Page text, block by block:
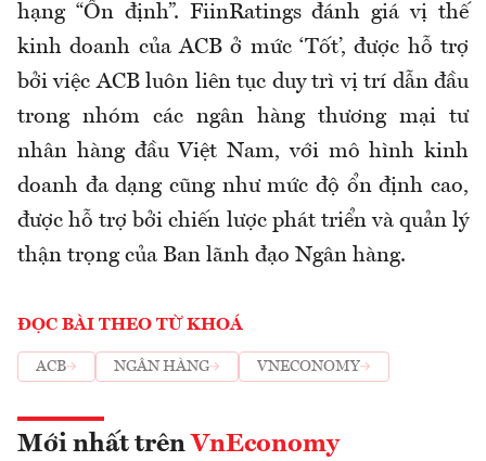
hạng “Ổn định”. FiinRatings đánh giá vị thế
kinh doanh của ACB ở mức ‘Tốt’, được hỗ trợ
bởi việc ACB luôn liên tục duy trì vị trí dẫn đầu
trong nhóm các ngân hàng thương mại tư
nhân hàng đầu Việt Nam, với mô hình kinh
doanh đa dạng cũng như mức độ ổn định cao,
được hỗ trợ bởi chiến lược phát triển và quản lý
thận trọng của Ban lãnh đạo Ngân hàng.
ĐỌC BÀI THEO TỪ KHOÁ
ACB NGÂN HÀNG VNECONOMY
Mới nhất trên VnEconomy